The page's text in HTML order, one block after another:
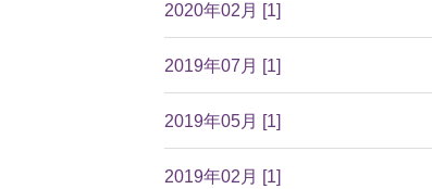
2020年02月 [1]
2019年07月 [1]
2019年05月 [1]
2019年02月 [1]